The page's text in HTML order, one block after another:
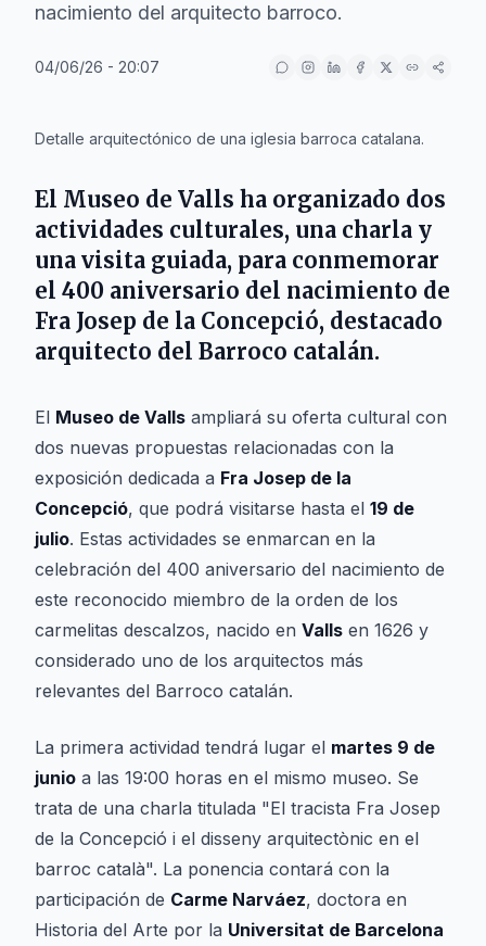
nacimiento del arquitecto barroco.
04/06/26 - 20:07
Detalle arquitectónico de una iglesia barroca catalana.
El Museo de Valls ha organizado dos
actividades culturales, una charla y
una visita guiada, para conmemorar
el 400 aniversario del nacimiento de
Fra Josep de la Concepció, destacado
arquitecto del Barroco catalán.
El Museo de Valls ampliará su oferta cultural con
dos nuevas propuestas relacionadas con la
exposición dedicada a Fra Josep de la
Concepció, que podrá visitarse hasta el 19 de
julio. Estas actividades se enmarcan en la
celebración del 400 aniversario del nacimiento de
este reconocido miembro de la orden de los
carmelitas descalzos, nacido en Valls en 1626 y
considerado uno de los arquitectos más
relevantes del Barroco catalán.
La primera actividad tendrá lugar el martes 9 de
junio a las 19:00 horas en el mismo museo. Se
trata de una charla titulada "El tracista Fra Josep
de la Concepció i el disseny arquitectònic en el
barroc català". La ponencia contará con la
participación de Carme Narváez, doctora en
Historia del Arte por la Universitat de Barcelona